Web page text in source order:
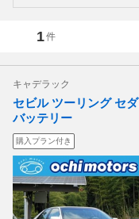
1件
キャデラック
セビル ツーリング セ
バッテリー
購入プラン付き